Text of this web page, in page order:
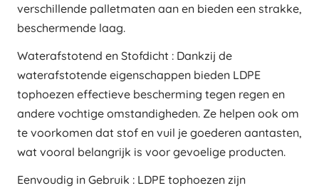
verschillende palletmaten aan en bieden een strakke,
beschermende laag.
Waterafstotend en Stofdicht : Dankzij de
waterafstotende eigenschappen bieden LDPE
tophoezen effectieve bescherming tegen regen en
andere vochtige omstandigheden. Ze helpen ook om
te voorkomen dat stof en vuil je goederen aantasten,
wat vooral belangrijk is voor gevoelige producten.
Eenvoudig in Gebruik : LDPE tophoezen zijn